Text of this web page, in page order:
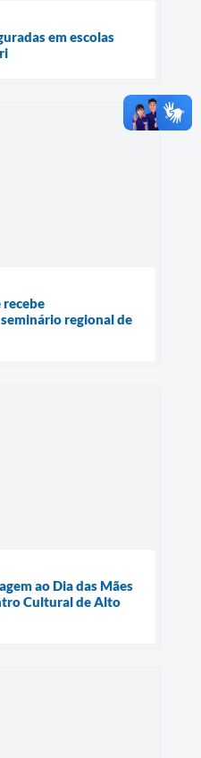
em escolas
recebe
regional de
ao Dia das Mães
Cultural de Alto